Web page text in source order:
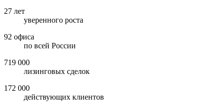
27 лет
уверенного роста
92 офиса
по всей России
719 000
лизинговых сделок
172 000
действующих клиентов